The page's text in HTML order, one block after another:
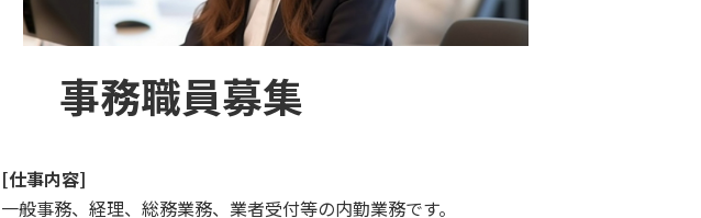
事務職員募集
[仕事内容]
一般事務、経理、総務業務、業者受付等の内勤業務です。